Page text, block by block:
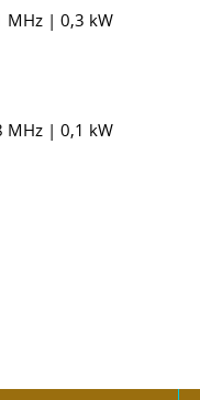
MHz | 0,3 kW
MHz | 0,1 kW